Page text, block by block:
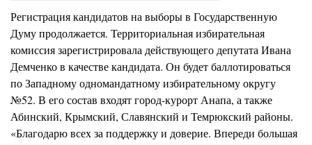
Регистрация кандидатов на выборы в Государственную
Думу продолжается. Территориальная избирательная
комиссия зарегистрировала действующего депутата Ивана
Демченко в качестве кандидата. Он будет баллотироваться
по Западному одномандатному избирательному округу
№52. В его состав входят город-курорт Анапа, а также
Абинский, Крымский, Славянский и Темрюкский районы.
«Благодарю всех за поддержку и доверие. Впереди большая